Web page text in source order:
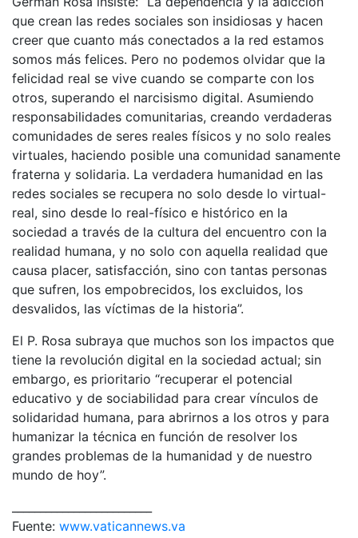
que crean las redes sociales son insidiosas y hacen
creer que cuanto más conectados a la red estamos
somos más felices. Pero no podemos olvidar que la
felicidad real se vive cuando se comparte con los
otros, superando el narcisismo digital. Asumiendo
responsabilidades comunitarias, creando verdaderas
comunidades de seres reales físicos y no solo reales
virtuales, haciendo posible una comunidad sanamente
fraterna y solidaria. La verdadera humanidad en las
redes sociales se recupera no solo desde lo virtual-
real, sino desde lo real-físico e histórico en la
sociedad a través de la cultura del encuentro con la
realidad humana, y no solo con aquella realidad que
causa placer, satisfacción, sino con tantas personas
que sufren, los empobrecidos, los excluidos, los
desvalidos, las víctimas de la historia”.
El P. Rosa subraya que muchos son los impactos que
tiene la revolución digital en la sociedad actual; sin
embargo, es prioritario “recuperar el potencial
educativo y de sociabilidad para crear vínculos de
solidaridad humana, para abrirnos a los otros y para
humanizar la técnica en función de resolver los
grandes problemas de la humanidad y de nuestro
mundo de hoy”.
Fuente: www.vaticannews.va